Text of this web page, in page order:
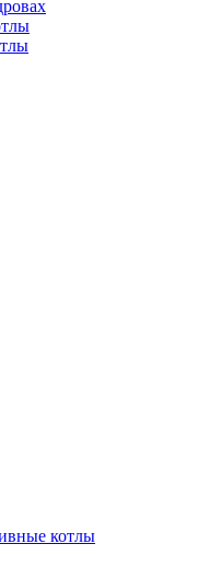
котлы